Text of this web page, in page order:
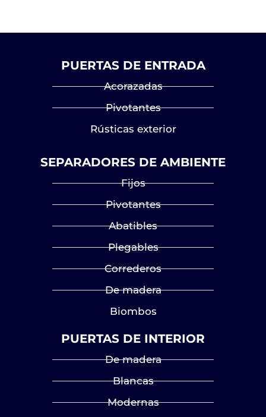
PUERTAS DE ENTRADA
Acorazadas
Pivotantes
Rústicas exterior
SEPARADORES DE AMBIENTE
Fijos
Pivotantes
Abatibles
Plegables
Correderos
De madera
Biombos
PUERTAS DE INTERIOR
De madera
Blancas
Modernas